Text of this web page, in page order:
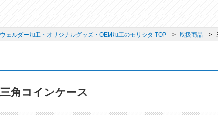
ウェルダー加工・オリジナルグッズ・OEM加工のモリシタ TOP 取扱商品
三角コインケース